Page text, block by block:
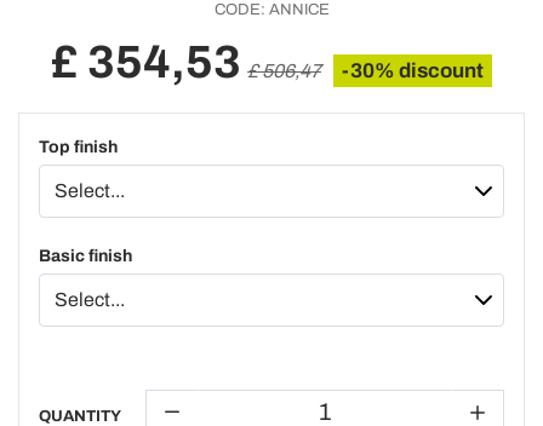
CODE: ANNICE
£ 354,53 £ 506,47 -30% discount
Top finish
Basic finish
QUANTITY